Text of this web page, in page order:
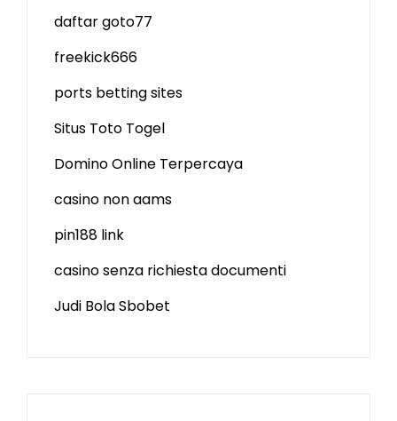
daftar goto77
freekick666
ports betting sites
Situs Toto Togel
Domino Online Terpercaya
casino non aams
pin188 link
casino senza richiesta documenti
Judi Bola Sbobet